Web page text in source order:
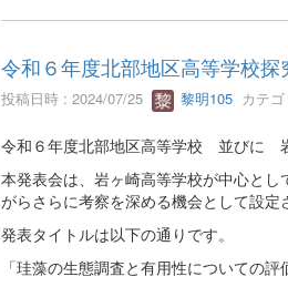
令和６年度北部地区高等学校探
投稿日時 : 2024/07/25 黎明105 カテ
令和６年度北部地区高等学校 並びに
本発表会は、岩ヶ崎高等学校が中心と
がらさらに考察を深める機会として設定
発表タイトルは以下の通りです。
「珪藻の生態調査と有用性についての